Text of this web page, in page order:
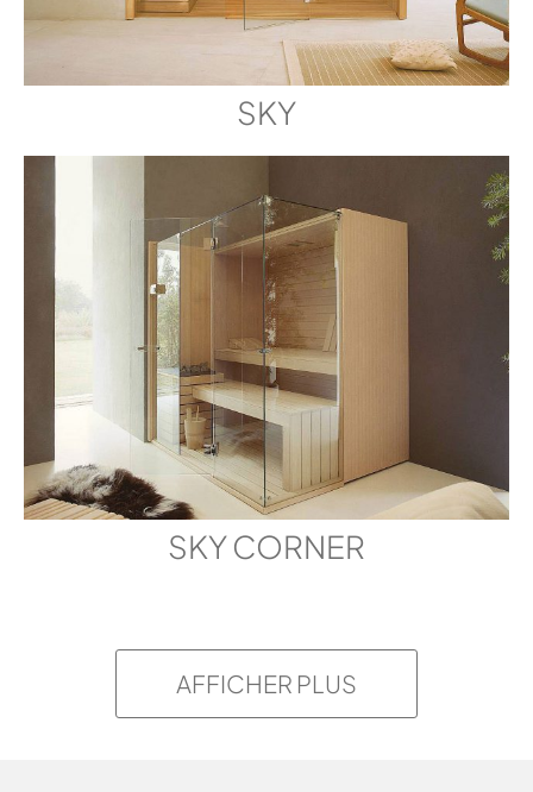
YOKU S SHELF 60
DIMENSIONS
174 x 170 x 214
DIMENSIONS
202 x 180 x 214
ExtÉrieur
Noyer Canaletto (lisse)
YOKU S 80
CARTE DE PRÉ-INSTALLATION
MANUEL D'INSTALLATION
YOKU S 80
2D
CARTE DE PRÉ-INSTALLATION
YOKU S 105
MANUEL D'INSTALLATION
SKY
SKY CORNER
AFFICHER PLUS